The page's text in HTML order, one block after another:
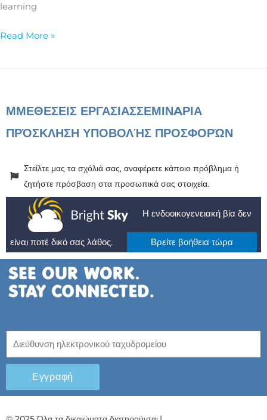
learning
Read More »
ΜΜΕΘΕΣΕΙΣ ΕΡΓΑΣΙΑΣΣΕΜΙΝAΡΙΑ
ΠΡΌΣΚΛΗΣΗ ΥΠΟΒΟΛΉΣ ΠΡΟΣΦΟΡΏΝ
Στείλτε μας τα σχόλιά σας, αναφέρετε κάποιο πρόβλημα ή
ζητήστε πρόσβαση στα προσωπικά σας στοιχεία.
Η ενδοοικογενειακή βία δεν
είναι ποτέ δικό σας λάθος. Βρείτε βοήθεια τώρα
Εγγραφή